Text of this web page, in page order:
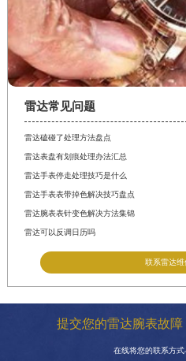
雷达常见问题
雷达磕碰了处理方法盘点
雷达表盘有划痕处理办法汇总
雷达手表停走处理技巧是什么
雷达手表表带掉色解决技巧盘点
雷达腕表表针变色解决方法集锦
雷达可以反调日历吗
联系雷达维
提交您的雷达腕表故
在线将您的联系方